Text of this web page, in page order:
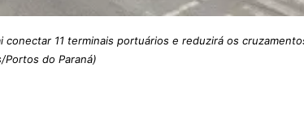
conectar 11 terminais portuários e reduzirá os
do Paraná)